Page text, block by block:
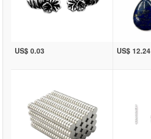
US$ 0.03 US$ 12.24